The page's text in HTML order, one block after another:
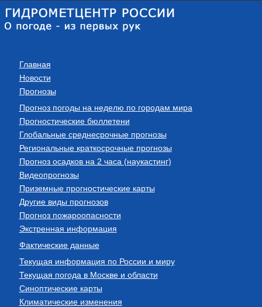
Главная
Новости
Прогнозы
Прогноз погоды на неделю по городам мира
Прогностические бюллетени
Глобальные среднесрочные прогнозы
Региональные краткосрочные прогнозы
Прогноз осадков на 2 часа (наукастинг)
Видеопрогнозы
Приземные прогностические карты
Другие виды прогнозов
Прогноз пожароопасности
Экстренная информация
Фактические данные
Текущая информация по России и миру
Текущая погода в Москве и области
Синоптические карты
Климатические изменения